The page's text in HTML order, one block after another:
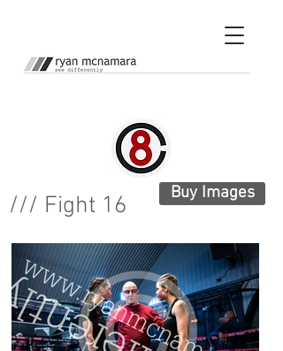
/// Fight 16 Buy Images